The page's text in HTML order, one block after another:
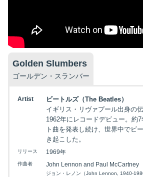
Golden Slumbers
ゴールデン・スランバー
Artist
ビートルズ（The Beatles）
イギリス・リヴァプール出身の
1962年にレコードデビュー。約
ト曲を発表し続け、世界中でビ
き起こした。
リリース 1969年
作曲者 John Lennon and Paul McCartney
ジョン・レノン（John Lennon, 1940-